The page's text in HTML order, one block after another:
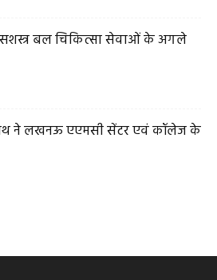
सशस्त्र बल चिकित्सा सेवाओं के अगले
ने लखनऊ एएमसी सेंटर एवं कॉलेज के